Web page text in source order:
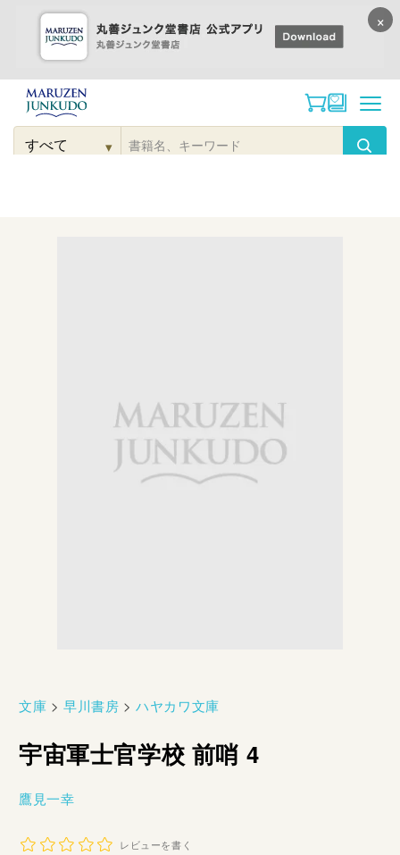
コンテンツに
進む
検
▾
文庫 >早川書房 >ハヤカワ文庫
宇宙軍士官学校 前哨 4
鷹見一幸
レビューを書く
×